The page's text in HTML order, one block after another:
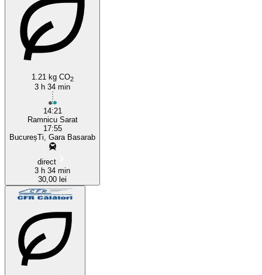
1.21 kg CO2
3 h 34 min
14:21
Ramnicu Sarat
17:55
BucureșTi, Gara Basarab
direct
3 h 34 min
30,00 lei